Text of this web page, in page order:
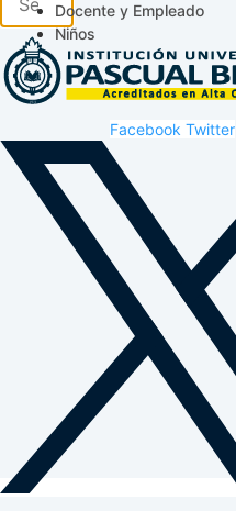
Docente y Empleado
Niños
Facebook Twitter